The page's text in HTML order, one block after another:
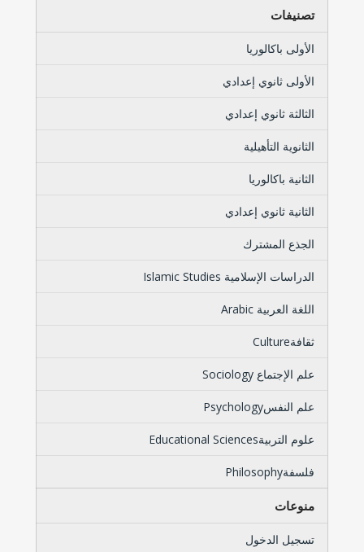
تصنيفات
الأولى باكالوريا
الأولى ثانوي إعدادي
الثالثة ثانوي إعدادي
الثانوية التأهيلية
الثانية باكالوريا
الثانية ثانوي إعدادي
الجذع المشترك
الدراسات الإسلامية Islamic Studies
اللغة العربية Arabic
ثقافةCulture
علم الإجتماع Sociology
علم النفسPsychology
علوم التربيةEducational Sciences
فلسفةPhilosophy
منوعات
تسجيل الدخول